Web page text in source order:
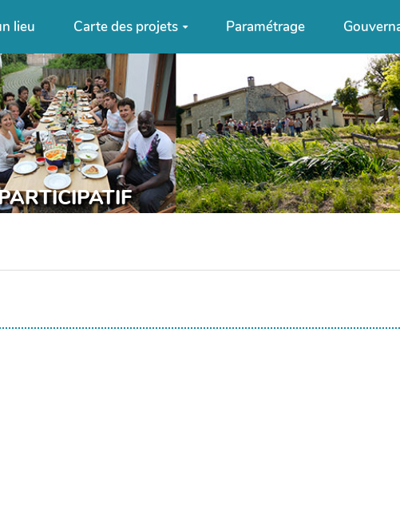
lieu Carte des projets Paramétrage